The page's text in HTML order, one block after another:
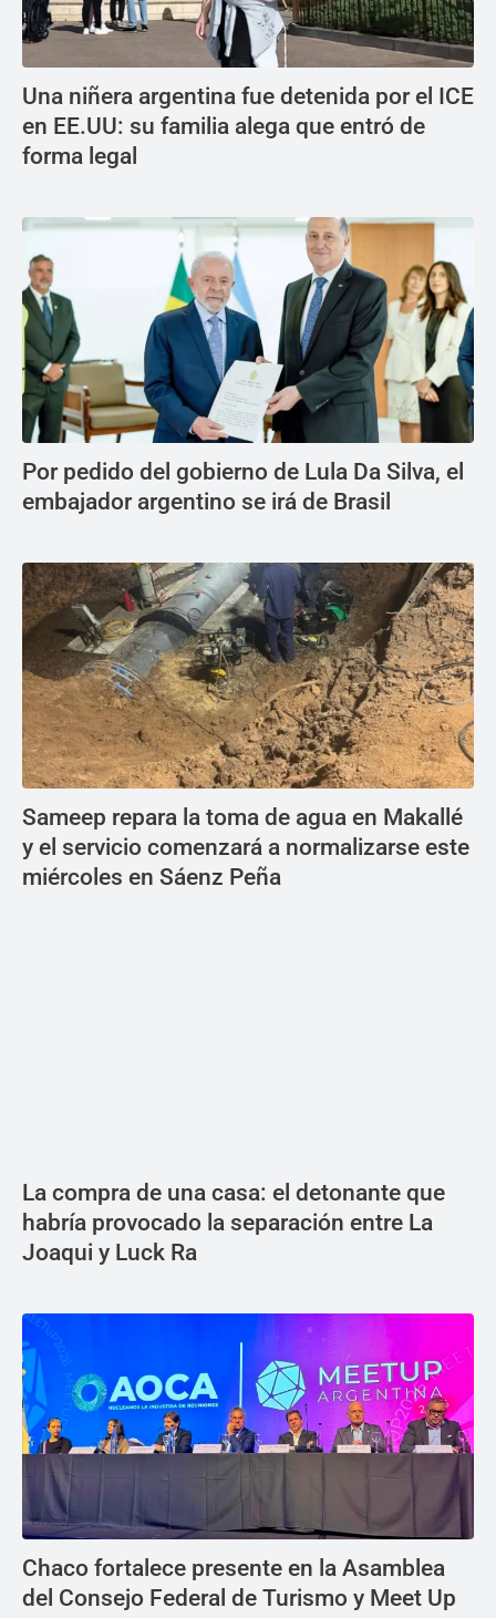
Una niñera argentina fue detenida por el ICE
en EE.UU: su familia alega que entró de
forma legal
Por pedido del gobierno de Lula Da Silva, el
embajador argentino se irá de Brasil
Sameep repara la toma de agua en Makallé
y el servicio comenzará a normalizarse este
miércoles en Sáenz Peña
La compra de una casa: el detonante que
habría provocado la separación entre La
Joaqui y Luck Ra
Chaco fortalece presente en la Asamblea
del Consejo Federal de Turismo y Meet Up